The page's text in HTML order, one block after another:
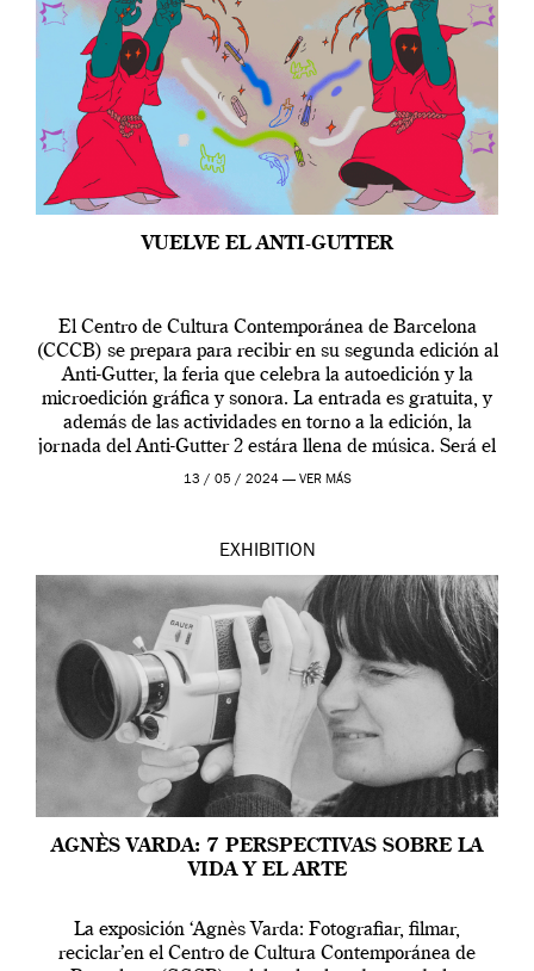
VUELVE EL ANTI-GUTTER
El Centro de Cultura Contemporánea de Barcelona
(CCCB) se prepara para recibir en su segunda edición al
Anti-Gutter, la feria que celebra la autoedición y la
microedición gráfica y sonora. La entrada es gratuita, y
además de las actividades en torno a la edición, la
jornada del Anti-Gutter 2 estára llena de música. Será el
[…]
13 / 05 / 2024 — VER MÁS
EXHIBITION
AGNÈS VARDA: 7 PERSPECTIVAS SOBRE LA
VIDA Y EL ARTE
La exposición ‘Agnès Varda: Fotografiar, filmar,
reciclar’en el Centro de Cultura Contemporánea de